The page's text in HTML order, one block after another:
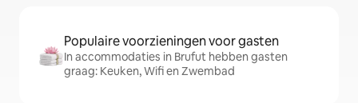
Populaire voorzieningen voor gasten
In accommodaties in Brufut hebben gasten
graag: Keuken, Wifi en Zwembad